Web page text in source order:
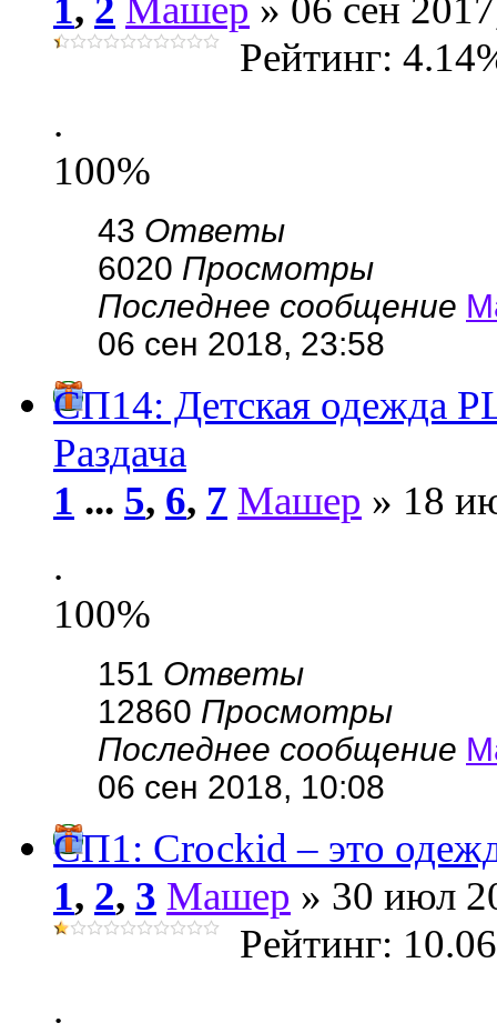
1, 2 Машер » 06 сен
Рейтинг:
.
100%
43 Ответы
6020 Просмотры
Последнее сообщение
06 сен 2018, 23:58
СП14: Детская
Раздача
1 ... 5, 6, 7 Машер » 18
.
100%
151 Ответы
12860 Просмотры
Последнее сообщение
06 сен 2018, 10:08
СП1: Сrосkid – это
1, 2, 3 Машер » 30 июл
Рейтинг:
.